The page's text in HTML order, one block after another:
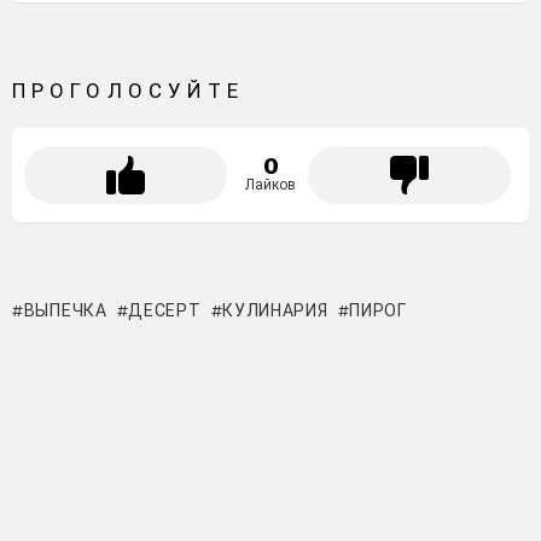
ПРОГОЛОСУЙТЕ
0
Лайков
ВЫПЕЧКА ДЕСЕРТ КУЛИНАРИЯ ПИРОГ